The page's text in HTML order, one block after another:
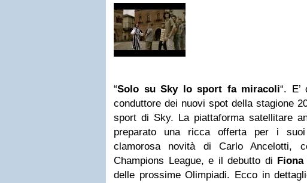
“Solo su Skylo sport fa miracoli“. E’
conduttore dei nuovi spot della stagione
sport di Sky. La piattaforma satellitare
preparato una ricca offerta per i
clamorosa novità di Carlo Ancelotti,
Champions League, e il debutto di Fiona
delle prossime Olimpiadi. Ecco in